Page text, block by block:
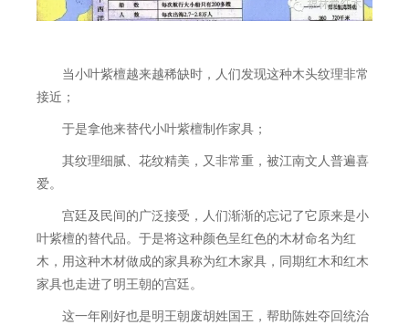
当小叶紫檀越来越稀缺时，人们发现这种木头纹理非常
接近；
于是拿他来替代小叶紫檀制作家具；
其纹理细腻、花纹精美，又非常重，被江南文人普遍喜
爱。
宫廷及民间的广泛接受，人们渐渐的忘记了它原来是小
叶紫檀的替代品。于是将这种颜色呈红色的木材命名为红
木，用这种木材做成的家具称为红木家具，同期红木和红木
家具也走进了明王朝的宫廷。
这一年刚好也是明王朝废胡姓国王，帮助陈姓夺回统治